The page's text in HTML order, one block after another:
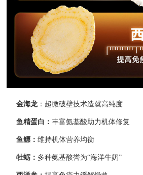
金海龙：超微破壁技术造就高纯度
鱼精蛋白：丰富氨基酸助力机体修复
鱼鳔：维持机体营养均衡
牡蛎： 多种氨基酸誉为“海洋牛奶”